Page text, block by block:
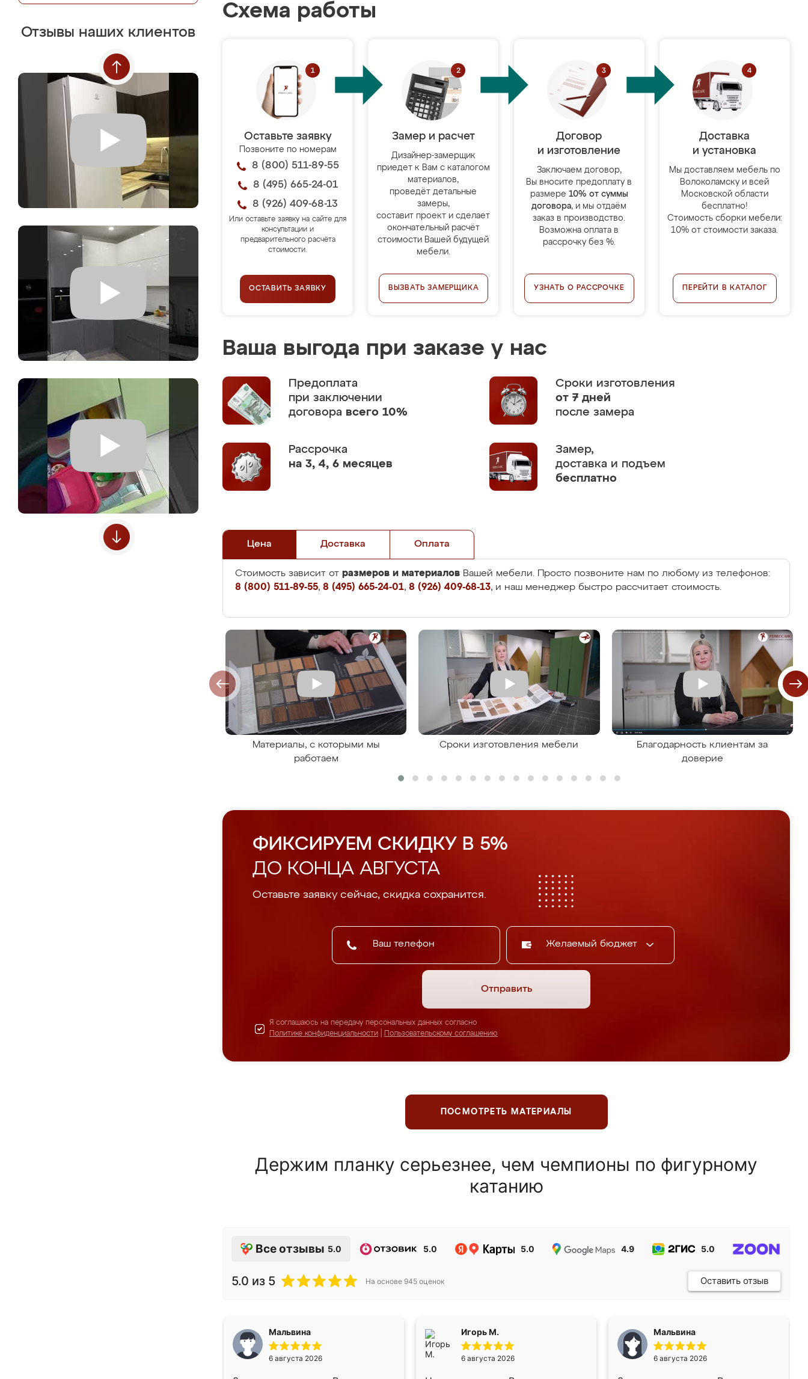
Отзывы наших клиентов
Схема работы
Оставьте заявку
Позвоните по номерам
8 (800) 511-89-55
8 (495) 665-24-01
8 (926) 409-68-13
Или оставьте заявку на сайте для
консультации и
предварительного расчёта
стоимости.
ОСТАВИТЬ ЗАЯВКУ
Замер и расчет
Дизайнер-замерщик
приедет к Вам с каталогом
материалов,
проведёт детальные
замеры,
составит проект и сделает
окончательный расчёт
стоимости Вашей будущей
мебели.
ВЫЗВАТЬ ЗАМЕРЩИКА
Договор
и изготовление
Заключаем договор,
Вы вносите предоплату в
размере 10% от суммы
договора, и мы отдаём
заказ в производство.
Возможна оплата в
рассрочку без %.
УЗНАТЬ О РАССРОЧКЕ
Доставка
и установка
Мы доставляем мебель по
Волоколамску и всей
Московской области
бесплатно!
Стоимость сборки мебели:
10% от стоимости заказа.
ПЕРЕЙТИ В КАТАЛОГ
Ваша выгода при заказе у нас
Предоплата
при заключении
договора всего 10%
Сроки изготовления
от 7 дней
после замера
Рассрочка
на 3, 4, 6 месяцев
Замер,
доставка и подъем
бесплатно
Цена Доставка Оплата
Стоимость зависит от размеров и материалов Вашей мебели. Просто позвоните нам по любому из телефонов:
8 (800) 511-89-55, 8 (495) 665-24-01, 8 (926) 409-68-13, и наш менеджер быстро рассчитает стоимость.
Материалы, с которыми мы
работаем
Сроки изготовления мебели
Благодарность клиентам за
доверие
ФИКСИРУЕМ СКИДКУ В 5%
ДО КОНЦА АВГУСТА
Оставьте заявку сейчас, скидка сохранится.
Желаемый бюджет
Отправить
Я соглашаюсь на передачу персональных данных согласно
Политике конфиденциальности
Пользовательскому соглашению
ПОСМОТРЕТЬ МАТЕРИАЛЫ
Держим планку серьезнее, чем чемпионы по фигурному
катанию
Все отзывы 5.0 5.0 5.0 4.9 5.0
5.0 из 5 На основе 945 оценок Оставить отзыв
Мальвина
6 августа 2026
Игорь М.
6 августа 2026
Мальвина
6 августа 2026